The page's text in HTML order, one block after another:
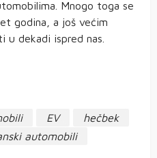
Mnogo toga se
godina, a još većim
u dekadi ispred nas.
EV
hečbek
automobili